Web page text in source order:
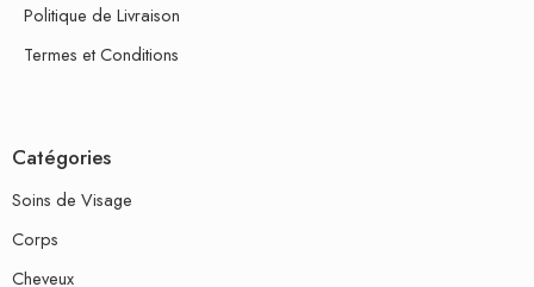
Politique de Livraison
Termes et Conditions
Catégories
Soins de Visage
Corps
Cheveux